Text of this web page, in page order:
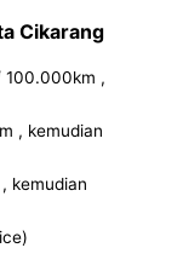
Cikarang
100.000km ,
, kemudian
kemudian